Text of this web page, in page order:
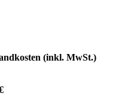
(inkl. MwSt.)